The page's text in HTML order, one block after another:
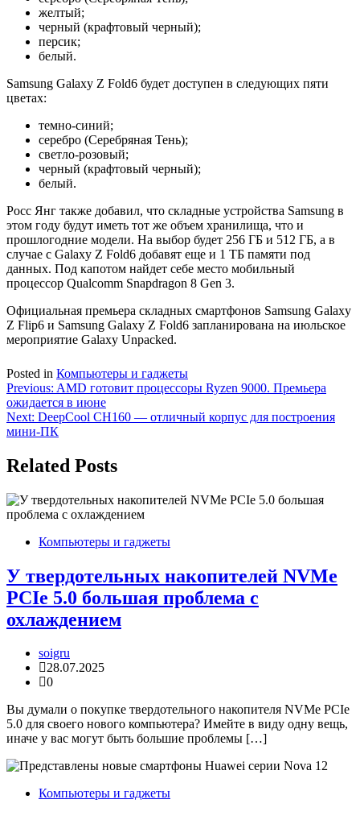
желтый;
черный (крафтовый черный);
персик;
белый.
Samsung Galaxy Z Fold6 будет доступен в следующих пяти
цветах:
темно-синий;
серебро (Серебряная Тень);
светло-розовый;
черный (крафтовый черный);
белый.
Росс Янг также добавил, что складные устройства Samsung в
этом году будут иметь тот же объем хранилища, что и
прошлогодние модели. На выбор будет 256 ГБ и 512 ГБ, а в
случае с Galaxy Z Fold6 добавят еще и 1 ТБ памяти под
данных. Под капотом найдет себе место мобильный
процессор Qualcomm Snapdragon 8 Gen 3.
Официальная премьера складных смартфонов Samsung Galaxy
Z Flip6 и Samsung Galaxy Z Fold6 запланирована на июльское
мероприятие Galaxy Unpacked.
Posted in Компьютеры и гаджеты
Навигация
по
записям
Previous: AMD готовит процессоры Ryzen 9000. Премьера
ожидается в июне
Next: DeepCool CH160 — отличный корпус для построения
мини-ПК
Related Posts
Компьютеры и гаджеты
У твердотельных накопителей NVMe
PCIe 5.0 большая проблема с
охлаждением
soigru
28.07.2025
0
Вы думали о покупке твердотельного накопителя NVMe PCIe
5.0 для своего нового компьютера? Имейте в виду одну вещь,
иначе у вас могут быть большие проблемы […]
Компьютеры и гаджеты